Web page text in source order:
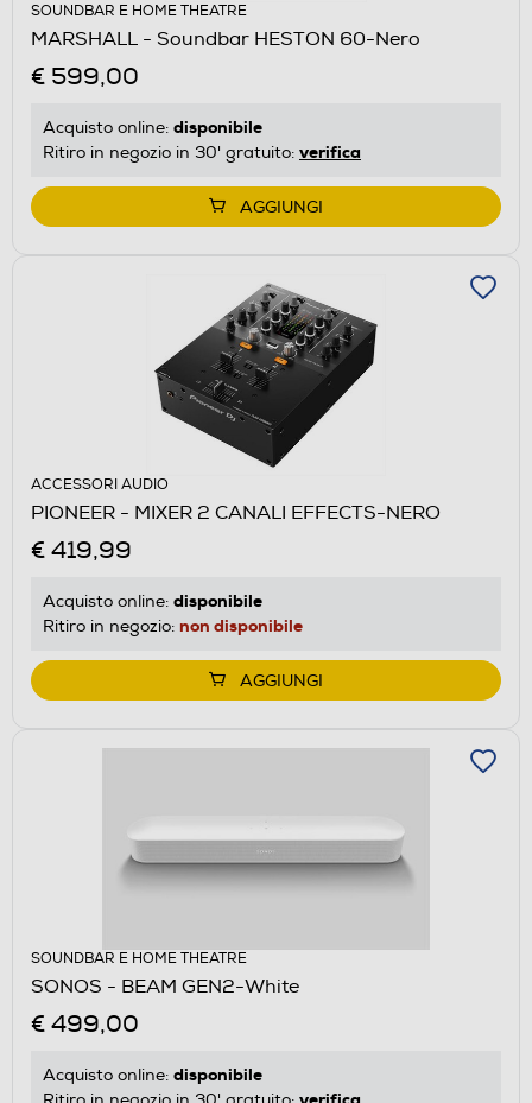
SOUNDBAR E HOME THEATRE
MARSHALL - Soundbar HESTON 60-Nero
€ 599,00
Acquisto online: disponibile
Ritiro in negozio in 30' gratuito: verifica
AGGIUNGI
ACCESSORI AUDIO
PIONEER - MIXER 2 CANALI EFFECTS-NERO
€ 419,99
Acquisto online: disponibile
Ritiro in negozio: non disponibile
AGGIUNGI
SOUNDBAR E HOME THEATRE
SONOS - BEAM GEN2-White
€ 499,00
Acquisto online: disponibile